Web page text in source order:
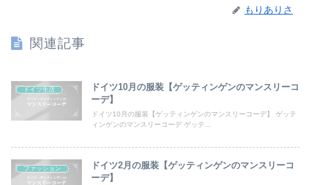
もりありさ
関連記事
ドイツ生活
ドイツ10月の服装【ゲッティンゲンのマンスリーコ
ーデ】
ドイツ10月の服装【ゲッティンゲンのマンスリーコーデ】 ゲッテ
ィンゲンのマンスリーコーデ ゲッテ...
ファッション
ドイツ2月の服装【ゲッティンゲンのマンスリーコ
ーデ】